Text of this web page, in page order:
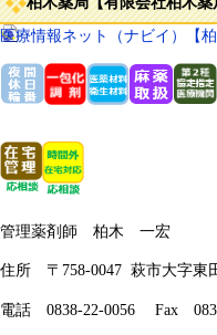
医療情報ネット（ナビイ）【柏
管理薬剤師 柏木 一宏
住所 〒758-0047 萩市大字東
電話 0838-22-0056 Fax